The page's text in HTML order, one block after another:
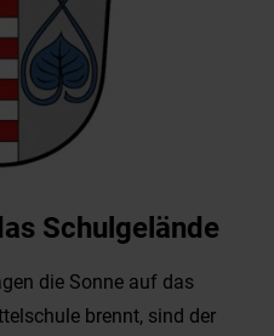
Schulgelände
die Sonne auf das
brennt, sind der